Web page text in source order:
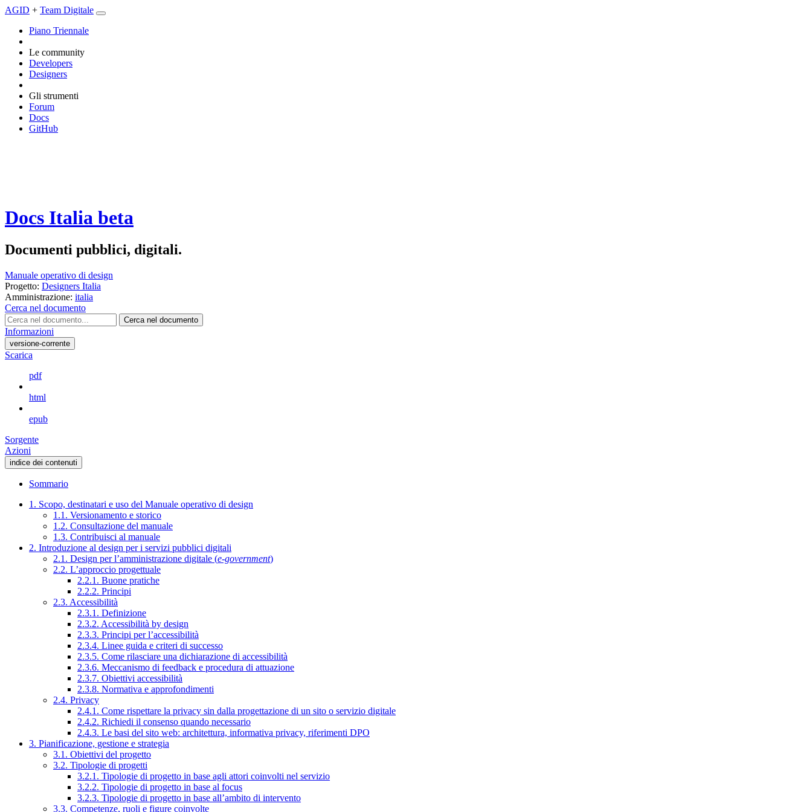
AGID + Team Digitale
Piano Triennale
Le community
Developers
Designers
Gli strumenti
Forum
Docs
GitHub
Docs Italia beta
Documenti pubblici, digitali.
Manuale operativo di design
Progetto: Designers Italia
Amministrazione: italia
Cerca nel documento
Cerca nel documento
Informazioni
versione-corrente
Scarica
pdf
html
epub
Sorgente
Azioni
indice dei contenuti
Sommario
1. Scopo, destinatari e uso del Manuale operativo di design
1.1. Versionamento e storico
1.2. Consultazione del manuale
1.3. Contribuisci al manuale
2. Introduzione al design per i servizi pubblici digitali
2.1. Design per l’amministrazione digitale (e-government)
2.2. L’approccio progettuale
2.2.1. Buone pratiche
2.2.2. Principi
2.3. Accessibilità
2.3.1. Definizione
2.3.2. Accessibilità by design
2.3.3. Principi per l’accessibilità
2.3.4. Linee guida e criteri di successo
2.3.5. Come rilasciare una dichiarazione di accessibilità
2.3.6. Meccanismo di feedback e procedura di attuazione
2.3.7. Obiettivi accessibilità
2.3.8. Normativa e approfondimenti
2.4. Privacy
2.4.1. Come rispettare la privacy sin dalla progettazione di un sito o servizio digitale
2.4.2. Richiedi il consenso quando necessario
2.4.3. Le basi del sito web: architettura, informativa privacy, riferimenti DPO
3. Pianificazione, gestione e strategia
3.1. Obiettivi del progetto
3.2. Tipologie di progetti
3.2.1. Tipologie di progetto in base agli attori coinvolti nel servizio
3.2.2. Tipologie di progetto in base al focus
3.2.3. Tipologie di progetto in base all’ambito di intervento
3.3. Competenze, ruoli e figure coinvolte